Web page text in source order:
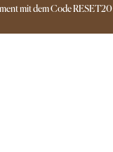
mit dem Code RESET20